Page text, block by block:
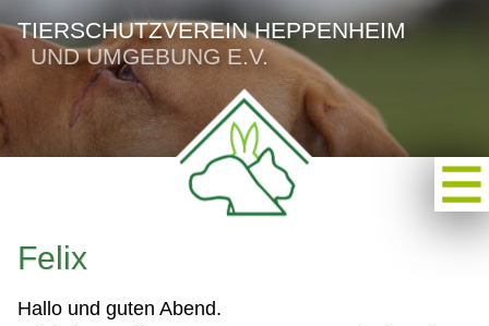
TIERSCHUTZVEREIN HEPPENHEIM
UND UMGEBUNG E.V.
Felix
Hallo und guten Abend.